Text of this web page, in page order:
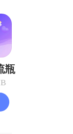
瓶